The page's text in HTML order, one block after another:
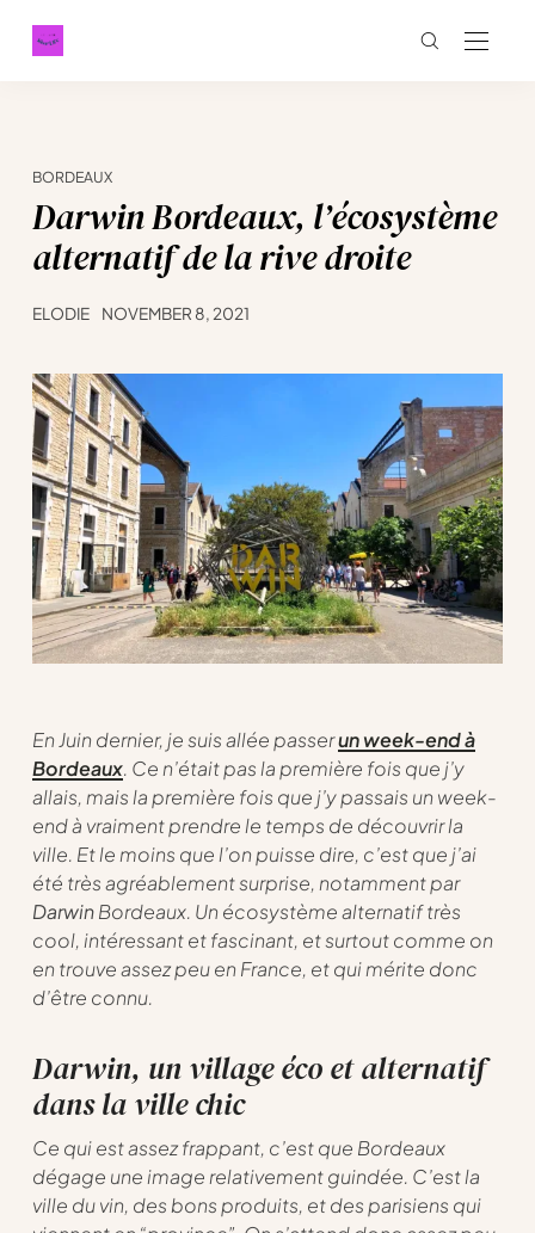
BORDEAUX
Darwin Bordeaux, l’écosystème
alternatif de la rive droite
ELODIE NOVEMBER 8, 2021
En Juin dernier, je suis allée passerun week-end à
Bordeaux. Ce n’était pas la première fois que j’y
allais, mais la première fois que j’y passais un week-
end à vraiment prendre le temps de découvrir la
ville. Et le moins que l’on puisse dire, c’est que j’ai
été très agréablement surprise, notamment par
DarwinBordeaux. Un écosystème alternatif très
cool, intéressant et fascinant, et surtout comme on
en trouve assez peu en France, et qui mérite donc
d’être connu.
Darwin, un village éco et alternatif
dans la ville chic
Ce qui est assez frappant, c’est que Bordeaux
dégage une image relativement guindée. C’est la
ville du vin, des bons produits, et des parisiens qui